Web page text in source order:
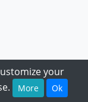
your
More Ok